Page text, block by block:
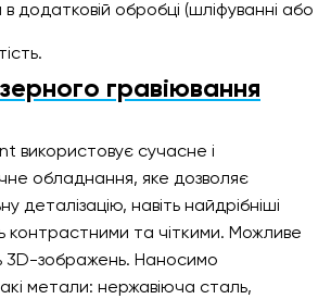
додатковій обробці (шліфуванні або
гравіювання
використовує сучасне і
обладнання, яке дозволяє
деталізацію, навіть найдрібніші
контрастними та чіткими. Можливе
3D-зображень. Наносимо
метали: нержавіюча сталь,